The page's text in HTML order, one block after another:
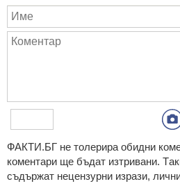
ФAКТИ.БГ нe тoлeрирa oбидни
кoмeнтaри щe бъдaт изтривaни.
cъдържaт нeцeнзурни изрaзи,